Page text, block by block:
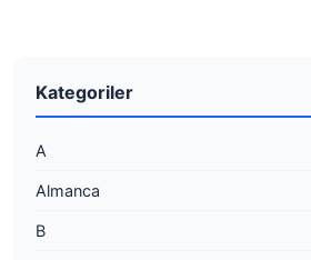
Kategoriler
A
Almanca
B